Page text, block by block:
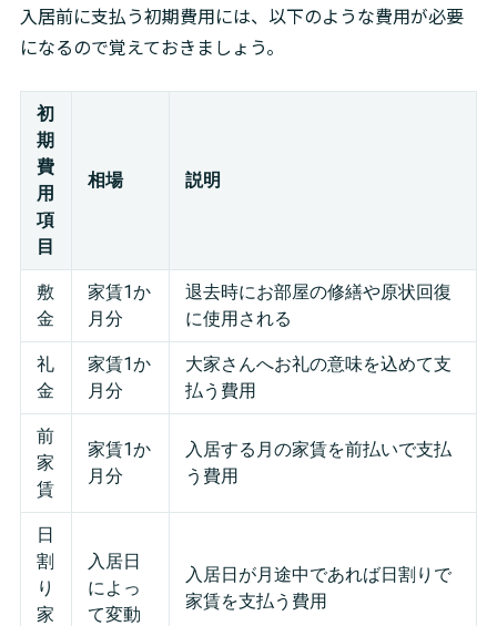
入居前に支払う初期費用には、以下のような費用が必要
になるので覚えておきましょう。
初
期
費
用
項
目
相場 説明
敷
金
家賃1か
月分
退去時にお部屋の修繕や原状回復
に使用される
礼
金
家賃1か
月分
大家さんへお礼の意味を込めて支
払う費用
前
家
賃
家賃1か
月分
入居する月の家賃を前払いで支払
う費用
日
割
り
家
入居日
によっ
て変動
入居日が月途中であれば日割りで
家賃を支払う費用